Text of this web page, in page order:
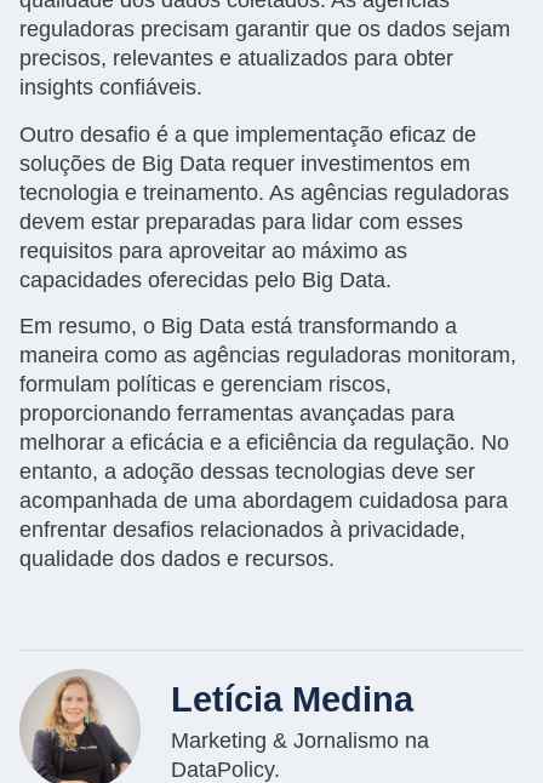
reguladoras precisam garantir que os dados sejam
precisos, relevantes e atualizados para obter
insights confiáveis.
Outro desafio é a que implementação eficaz de
soluções de Big Data requer investimentos em
tecnologia e treinamento. As agências reguladoras
devem estar preparadas para lidar com esses
requisitos para aproveitar ao máximo as
capacidades oferecidas pelo Big Data.
Em resumo, o Big Data está transformando a
maneira como as agências reguladoras monitoram,
formulam políticas e gerenciam riscos,
proporcionando ferramentas avançadas para
melhorar a eficácia e a eficiência da regulação. No
entanto, a adoção dessas tecnologias deve ser
acompanhada de uma abordagem cuidadosa para
enfrentar desafios relacionados à privacidade,
qualidade dos dados e recursos.
Letícia Medina
Marketing & Jornalismo na
DataPolicy.